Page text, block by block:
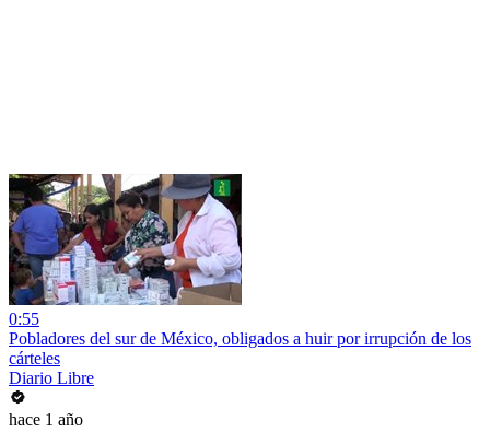
0:55
Pobladores del sur de México, obligados a huir por irrupción de los
cárteles
Diario Libre
hace 1 año